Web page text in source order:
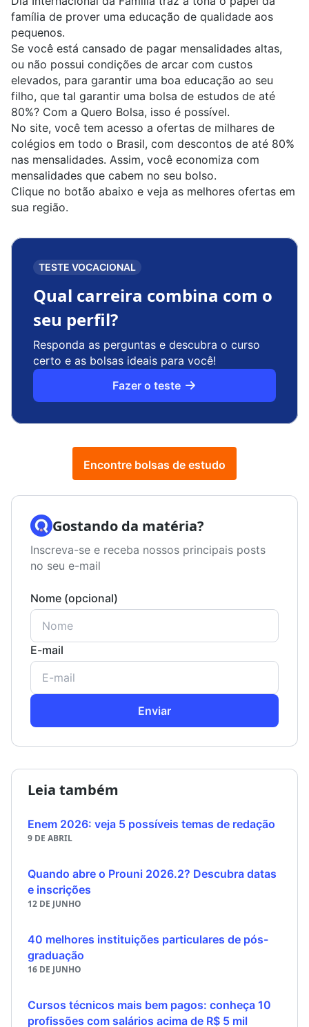
família de prover uma educação de qualidade aos
pequenos.
Se você está cansado de pagar mensalidades altas,
ou não possui condições de arcar com custos
elevados, para garantir uma boa educação ao seu
filho, que tal garantir uma bolsa de estudos de até
80%? Com a Quero Bolsa, isso é possível.
No site, você tem acesso a ofertas de milhares de
colégios em todo o Brasil, com descontos de até 80%
nas mensalidades. Assim, você economiza com
mensalidades que cabem no seu bolso.
Clique no botão abaixo e veja as melhores ofertas em
sua região.
TESTE VOCACIONAL
Qual carreira combina com o
seu perfil?
Responda as perguntas e descubra o curso
certo e as bolsas ideais para você!
Fazer o teste
Encontre bolsas de estudo
Gostando da matéria?
Inscreva-se e receba nossos principais posts
no seu e-mail
Nome (opcional)
E-mail
Enviar
Leia também
Enem 2026: veja 5 possíveis temas de redação
9 DE ABRIL
Quando abre o Prouni 2026.2? Descubra datas
e inscrições
12 DE JUNHO
40 melhores instituições particulares de pós-
graduação
16 DE JUNHO
Cursos técnicos mais bem pagos: conheça 10
profissões com salários acima de R$ 5 mil